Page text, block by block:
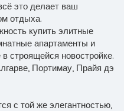
это делает ваш
отдыха.
купить элитные
апартаменты и
строящейся новостройке.
Портимау, Прайя дэ
с той же элегантностью,